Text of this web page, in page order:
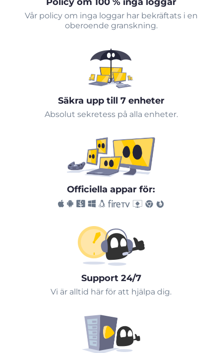
Vår policy om inga loggar har bekräftats i en
oberoende granskning.
Säkra upp till 7 enheter
Absolut sekretess på alla enheter.
Officiella appar för:
Support 24/7
Vi är alltid här för att hjälpa dig.